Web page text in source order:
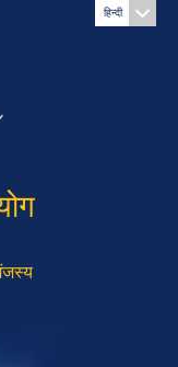
हिन्दी